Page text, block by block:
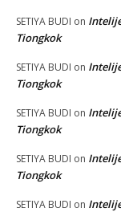
SETIYA BUDI on
Tiongkok
SETIYA BUDI on
Tiongkok
SETIYA BUDI on
Tiongkok
SETIYA BUDI on
Tiongkok
SETIYA BUDI on